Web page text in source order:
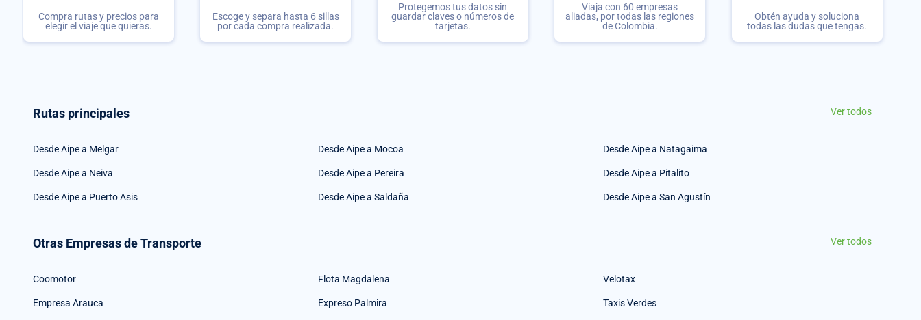
Compra rutas y precios para
elegir el viaje que quieras.
Escoge y separa hasta 6 sillas
por cada compra realizada.
Protegemos tus datos sin
guardar claves o números de
tarjetas.
Viaja con 60 empresas
aliadas, por todas las regiones
de Colombia.
Obtén ayuda y soluciona
todas las dudas que tengas.
Rutas principales Ver todos
Desde Aipe a Melgar Desde Aipe a Mocoa Desde Aipe a Natagaima
Desde Aipe a Neiva Desde Aipe a Pereira Desde Aipe a Pitalito
Desde Aipe a Puerto Asis Desde Aipe a Saldaña Desde Aipe a San Agustín
Otras Empresas de Transporte Ver todos
Coomotor Flota Magdalena Velotax
Empresa Arauca Expreso Palmira Taxis Verdes